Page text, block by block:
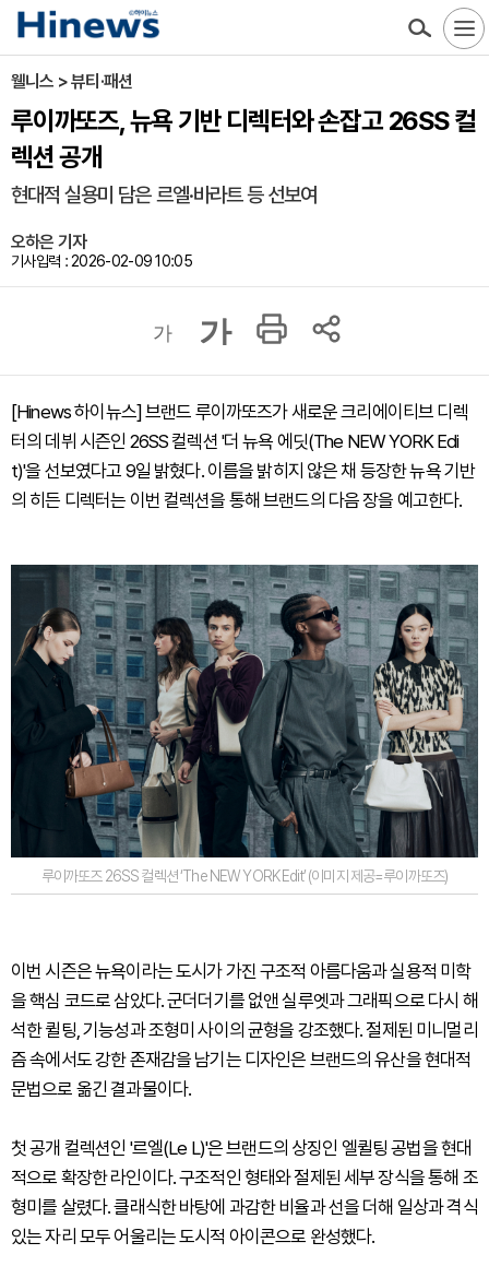
웰니스 > 뷰티·패션
루이까또즈, 뉴욕 기반 디렉터와 손잡고 26SS 컬
렉션 공개
현대적 실용미 담은 르엘·바라트 등 선보여
오하은 기자
기사입력 : 2026-02-09 10:05
가 가
[Hinews 하이뉴스] 브랜드 루이까또즈가 새로운 크리에이티브 디렉
터의 데뷔 시즌인 26SS 컬렉션 '더 뉴욕 에딧(The NEW YORK Edi
t)'을 선보였다고 9일 밝혔다. 이름을 밝히지 않은 채 등장한 뉴욕 기반
의 히든 디렉터는 이번 컬렉션을 통해 브랜드의 다음 장을 예고한다.
루이까또즈 26SS 컬렉션 ‘The NEW YORK Edit’ (이미지 제공=루이까또즈)
이번 시즌은 뉴욕이라는 도시가 가진 구조적 아름다움과 실용적 미학
을 핵심 코드로 삼았다. 군더더기를 없앤 실루엣과 그래픽으로 다시 해
석한 퀼팅, 기능성과 조형미 사이의 균형을 강조했다. 절제된 미니멀리
즘 속에서도 강한 존재감을 남기는 디자인은 브랜드의 유산을 현대적
문법으로 옮긴 결과물이다.
첫 공개 컬렉션인 '르엘(Le L)'은 브랜드의 상징인 엘퀼팅 공법을 현대
적으로 확장한 라인이다. 구조적인 형태와 절제된 세부 장식을 통해 조
형미를 살렸다. 클래식한 바탕에 과감한 비율과 선을 더해 일상과 격식
있는 자리 모두 어울리는 도시적 아이콘으로 완성했다.